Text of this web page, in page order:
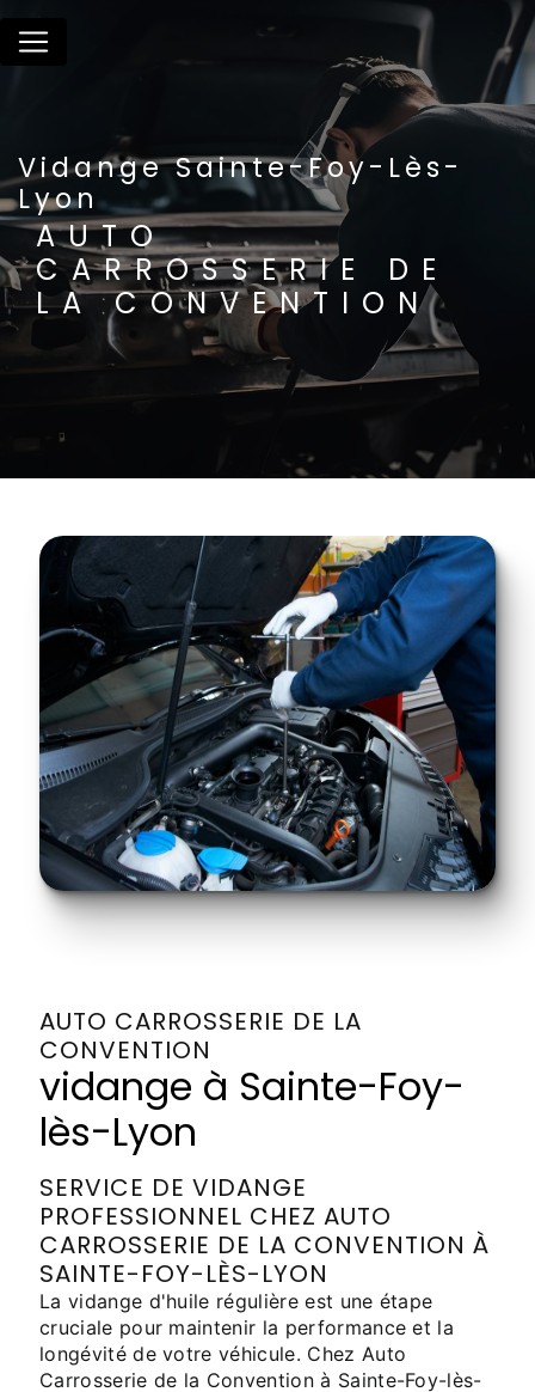
Vidange Sainte-Foy-Lès-
Lyon
AUTO
CARROSSERIE DE
LA CONVENTION
AUTO CARROSSERIE DE LA
CONVENTION
vidange à Sainte-Foy-
lès-Lyon
SERVICE DE VIDANGE
PROFESSIONNEL CHEZ AUTO
CARROSSERIE DE LA CONVENTION À
SAINTE-FOY-LÈS-LYON
La vidange d'huile régulière est une étape
cruciale pour maintenir la performance et la
longévité de votre véhicule. Chez Auto
Carrosserie de la Convention à Sainte-Foy-lès-
Panneau de gestion des cookies